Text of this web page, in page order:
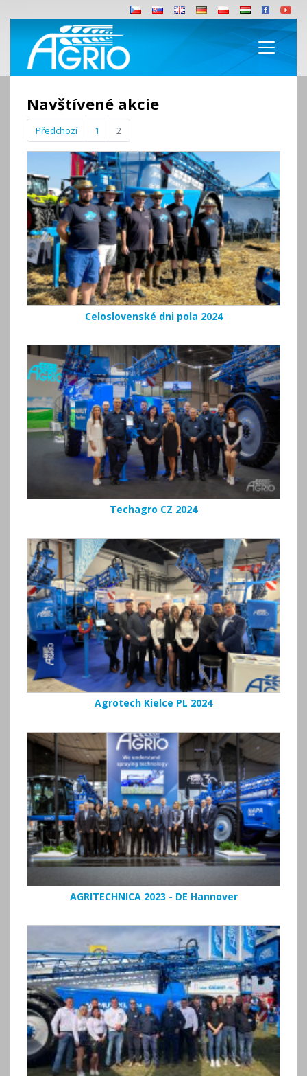
Navštívené akcie
Předchozí 1 2
Celoslovenské dni pola 2024
Techagro CZ 2024
Agrotech Kielce PL 2024
AGRITECHNICA 2023 - DE Hannover